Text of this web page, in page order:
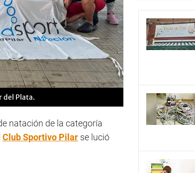
del Plata.
natación de la categoría
Club Sportivo Pilar se lució